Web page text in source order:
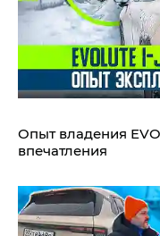
Опыт владения
впечатления